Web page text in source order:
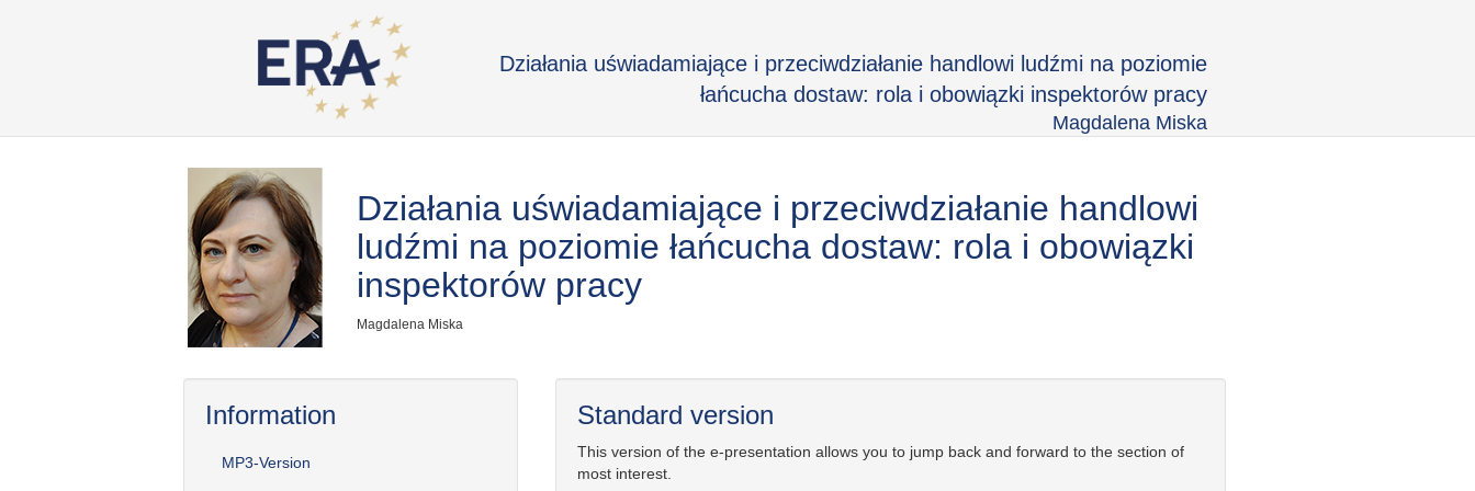
Działania uświadamiające i przeciwdziałanie handlowi ludźmi na poziomie
łańcucha dostaw: rola i obowiązki inspektorów pracy
Magdalena Miska
Działania uświadamiające i przeciwdziałanie handlowi
ludźmi na poziomie łańcucha dostaw: rola i obowiązki
inspektorów pracy
Magdalena Miska
Information
MP3-Version
Standard version
This version of the e-presentation allows you to jump back and forward to the section of
most interest.